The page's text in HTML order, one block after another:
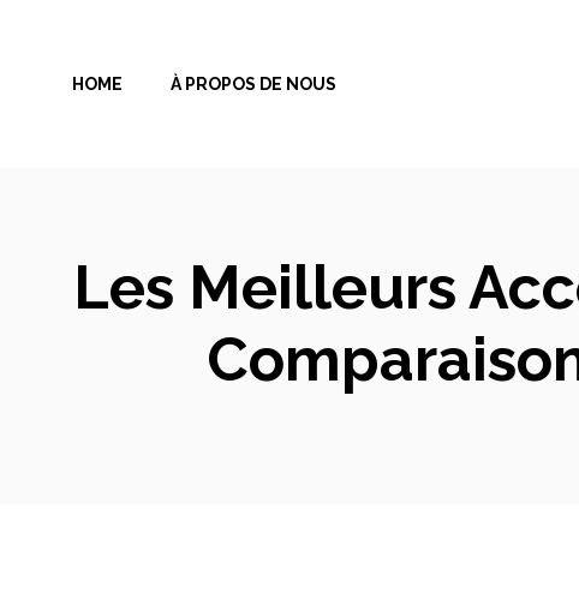
contenuHOME À PROPOS DE NOUS
Les Meilleurs